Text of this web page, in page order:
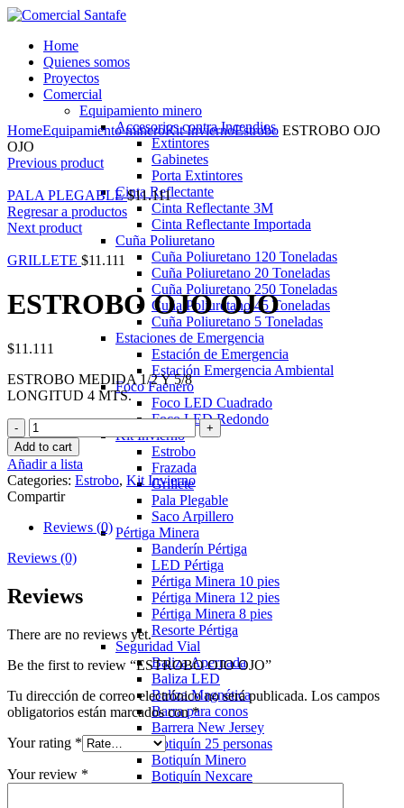
Home
Quienes somos
Proyectos
Comercial
Equipamiento minero
Accesorios contra Incendios
Extintores
Gabinetes
Porta Extintores
Cinta Reflectante
Cinta Reflectante 3M
Cinta Reflectante Importada
Cuña Poliuretano
Cuña Poliuretano 120 Toneladas
Cuña Poliuretano 20 Toneladas
Cuña Poliuretano 250 Toneladas
Cuña Poliuretano 45 Toneladas
Cuña Poliuretano 5 Toneladas
Estaciones de Emergencia
Estación de Emergencia
Estación Emergencia Ambiental
Foco Faenero
Foco LED Cuadrado
Foco LED Redondo
Kit Invierno
Estrobo
Frazada
Grillete
Pala Plegable
Saco Arpillero
Pértiga Minera
Banderín Pértiga
LED Pértiga
Pértiga Minera 10 pies
Pértiga Minera 12 pies
Pértiga Minera 8 pies
Resorte Pértiga
Seguridad Vial
Baliza Apernada
Baliza LED
Baliza Magnética
Barra para conos
Barrera New Jersey
Botiquín 25 personas
Botiquín Minero
Botiquín Nexcare
HomeEquipamiento mineroKit InviernoEstrobo ESTROBO OJO
OJO
Previous product
PALA PLEGABLE$11.111
Regresar a productos
Next product
GRILLETE $11.111
ESTROBO OJO OJO
$11.111
ESTROBO MEDIDA 1/2 Y 5/8
LONGITUD 4 MTS.
ESTROBO
OJO
OJO
quantity
Add to cart
Añadir a lista
Categories: Estrobo, Kit Invierno
Compartir
Reviews (0)
Reviews (0)
Reviews
There are no reviews yet.
Be the first to review “ESTROBO OJO OJO”
Tu dirección de correo electrónico no será publicada. Los campos
obligatorios están marcados con*
Your rating *
Your review *